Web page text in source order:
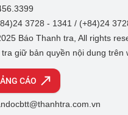
3728 - 1341 / (+84)24
Báo Thanh tra, All rights
giữ bản quyền nội dung trên
CÁO